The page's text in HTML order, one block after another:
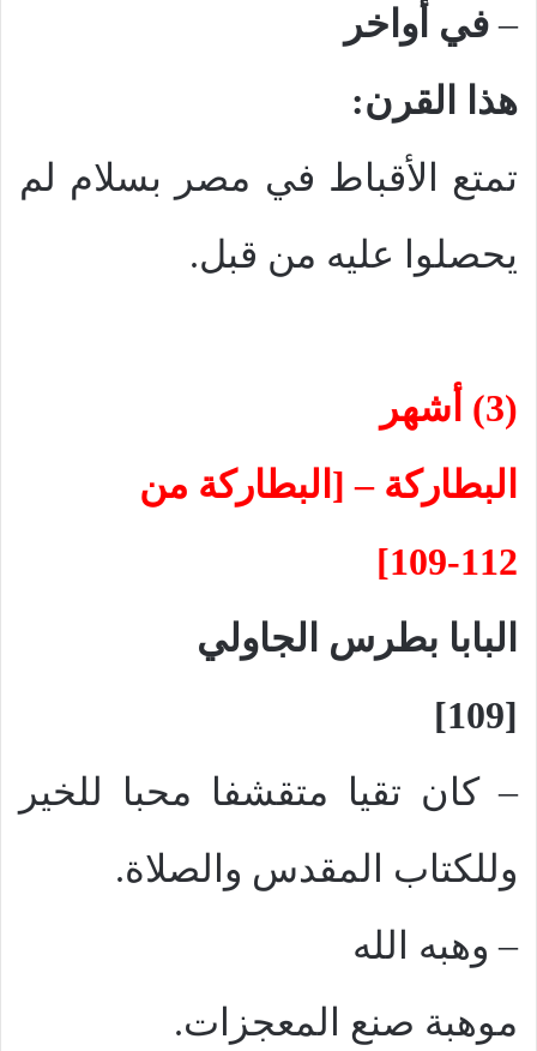
–في أواخر
هذا القرن:
تمتع الأقباط في مصر بسلام لم
يحصلوا عليه من قبل.
(3) أشهر
البطاركة – [البطاركة من
109-112
]
البابا بطرس الجاولي
[109]
–كان تقيا متقشفا محبا للخير
وللكتاب المقدس والصلاة.
–وهبه الله
موهبة صنع المعجزات.